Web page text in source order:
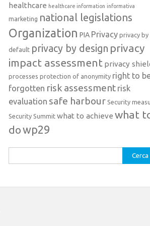
healthcare healthcare information informativa
marketing national legislations
Organization PIA Privacy privacy by
default privacy by design privacy
impact assessment privacy
processes protection of anonymity right to
forgotten risk assessment risk
evaluation safe harbour Security
Security Summit what to achieve what
dowp29
per: